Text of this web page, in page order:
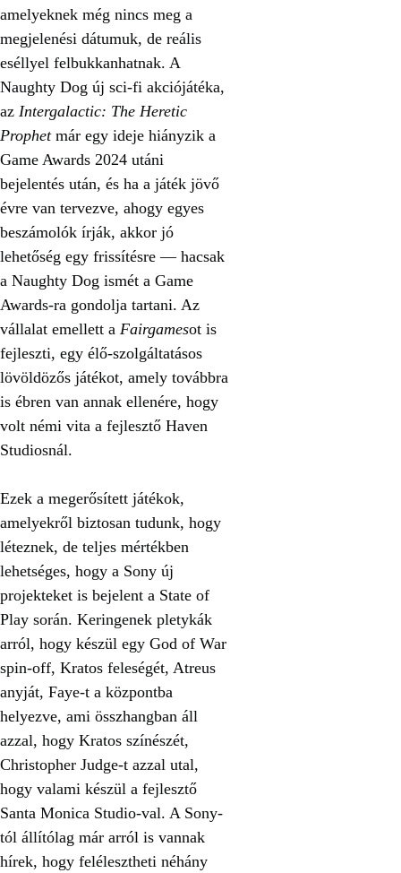
amelyeknek még nincs meg a
megjelenési dátumuk, de reális
eséllyel felbukkanhatnak. A
Naughty Dog új sci-fi akciójátéka,
az Intergalactic: The Heretic
Prophetmár egy ideje hiányzik a
Game Awards 2024 utáni
bejelentés után, és ha a játék jövő
évre van tervezve, ahogy egyes
beszámolók írják, akkor jó
lehetőség egy frissítésre — hacsak
a Naughty Dog ismét a Game
Awards-ra gondolja tartani. Az
vállalat emellett a Fairgamesot is
fejleszti, egy élő-szolgáltatásos
lövöldözős játékot, amely továbbra
is ébren van annak ellenére, hogy
volt némi vita a fejlesztő Haven
Studiosnál.
Ezek a megerősített játékok,
amelyekről biztosan tudunk, hogy
léteznek, de teljes mértékben
lehetséges, hogy a Sony új
projekteket is bejelent a State of
Play során. Keringenek pletykák
arról, hogy készül egy God of War
spin-off, Kratos feleségét, Atreus
anyját, Faye-t a központba
helyezve, ami összhangban áll
azzal, hogy Kratos színészét,
Christopher Judge-t azzal utal,
hogy valami készül a fejlesztő
Santa Monica Studio-val. A Sony-
tól állítólag már arról is vannak
hírek, hogy felélesztheti néhány